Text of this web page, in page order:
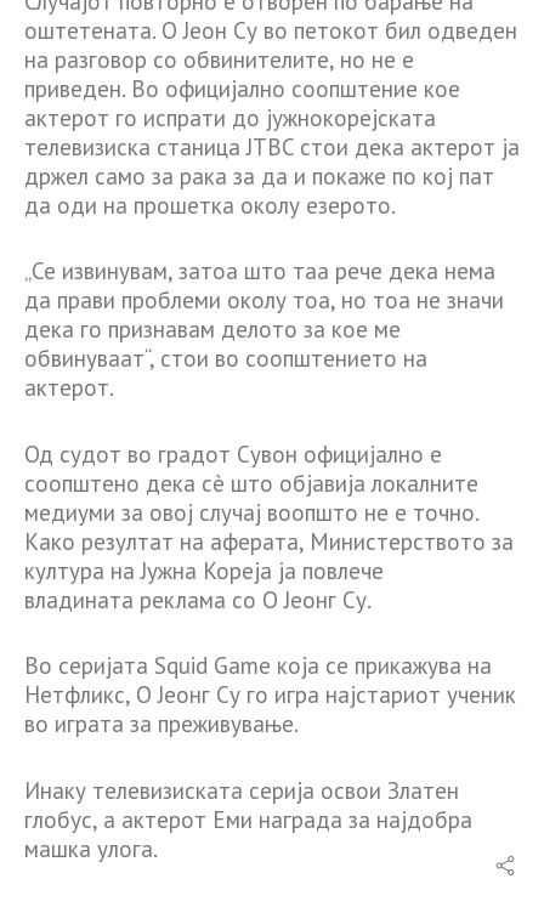
оштетената. О Јеон Су во петокот бил одведен
на разговор со обвинителите, но не е
приведен. Во официјално соопштение кое
актерот го испрати до јужнокорејската
телевизиска станица JTBC стои дека актерот ја
држел само за рака за да и покаже по кој пат
да оди на прошетка околу езерото.
„Се извинувам, затоа што таа рече дека нема
да прави проблеми околу тоа, но тоа не значи
дека го признавам делото за кое ме
обвинуваат“, стои во соопштението на
актерот.
Од судот во градот Сувон официјално е
соопштено дека сè што објавија локалните
медиуми за овој случај воопшто не е точно.
Како резултат на аферата, Министерството за
култура на Јужна Кореја ја повлече
владината реклама со О Јеонг Су.
Во серијата Squid Game која се прикажува на
Нетфликс, О Јеонг Су го игра најстариот ученик
во играта за преживување.
Инаку телевизиската серија освои Златен
глобус, а актерот Еми награда за најдобра
машка улога.